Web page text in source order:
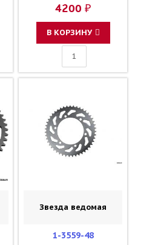
зубов 47 / MRP JTR210
1-3559-47
4200 ₽
В КОРЗИНУ
Звезда ведомая
1-3559-48